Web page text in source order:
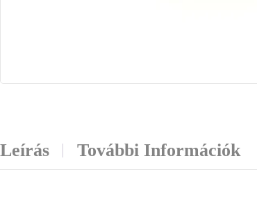
Leírás További Információk